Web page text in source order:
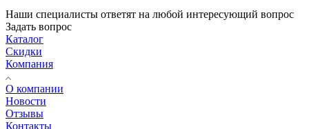
Наши специалисты ответят на любой интересующий вопрос
Задать вопрос
Каталог
Скидки
Компания
О компании
Новости
Отзывы
Контакты